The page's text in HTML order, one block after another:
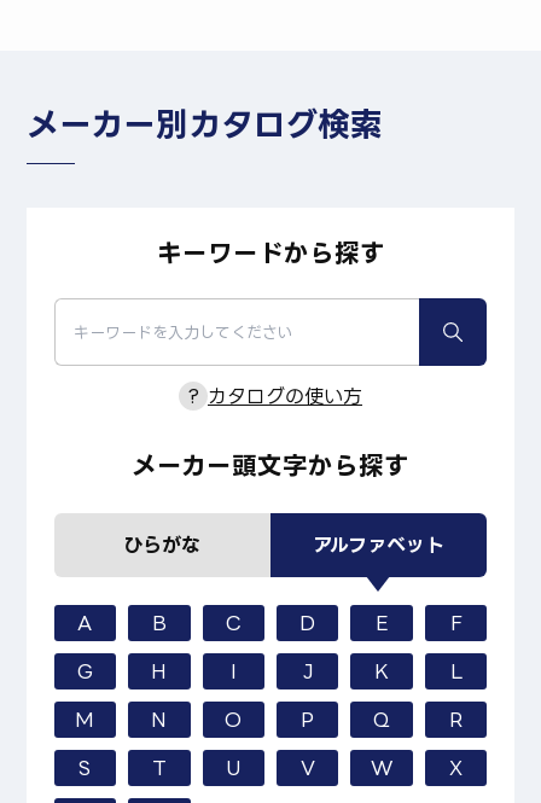
メーカー別カタログ検索
キーワードから探す
? カタログの使い方
メーカー頭文字から探す
ひらがな アルファベット
A B C D E F
G H I J K L
M N O P Q R
S T U V W X